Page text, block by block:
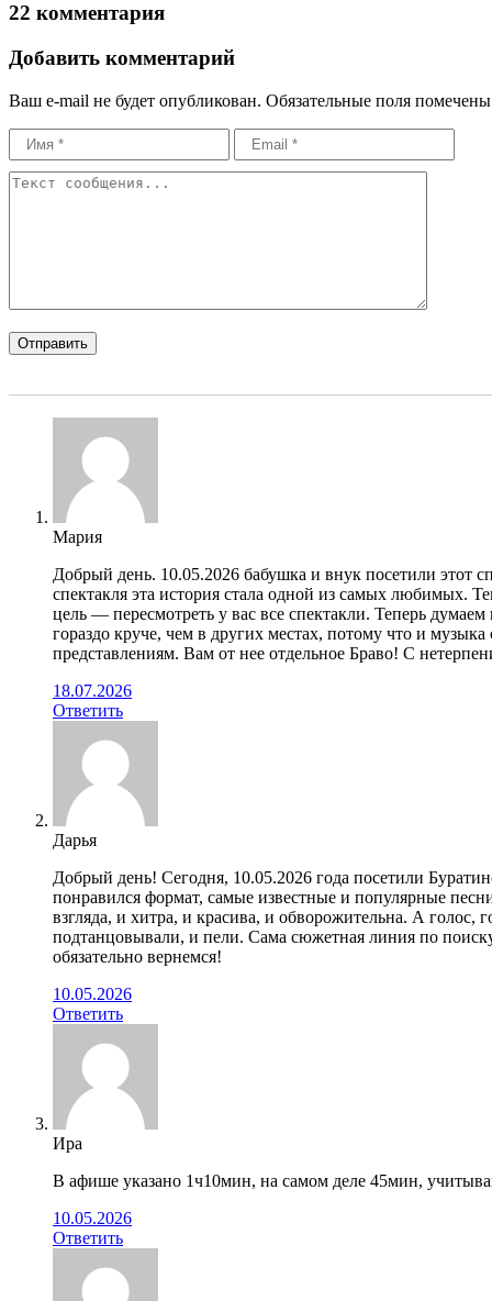
22 комментария
Добавить комментарий
Ваш e-mail не будет опубликован. Обязательные поля
Мария
Добрый день. 10.05.2026 бабушка и внук посетили этот
спектакля эта история стала одной из самых любимых.
цель — пересмотреть у вас все спектакли. Теперь
гораздо круче, чем в других местах, потому что и
представлениям. Вам от нее отдельное Браво! С
18.07.2026
Ответить
Дарья
Добрый день! Сегодня, 10.05.2026 года посетили
понравился формат, самые известные и популярные
взгляда, и хитра, и красива, и обворожительна. А
подтанцовывали, и пели. Сама сюжетная линия по
обязательно вернемся!
10.05.2026
Ответить
Ира
В афише указано 1ч10мин, на самом деле 45мин,
10.05.2026
Ответить